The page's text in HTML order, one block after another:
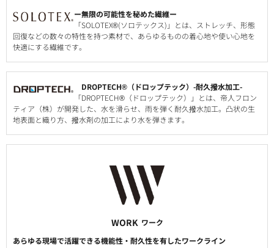
ー無限の可能性を秘めた繊維ー
「SOLOTEX®(ソロテックス)」とは、ストレッチ、形態
回復などの数々の特性を持つ素材で、あらゆるものの着心地や使い心地を
快適にする繊維です。
DROPTECH®（ドロップテック）-耐久撥水加工-
「DROPTECH®（ドロップテック）」とは、帝人フロン
ティア（株）が開発した、水を滑らせ、雨を弾く耐久撥水加工。凸状の生
地表面と織り方、撥水剤の加工により水を弾きます。
WORK ワーク
あらゆる現場で活躍できる機能性・耐久性を有したワークライン